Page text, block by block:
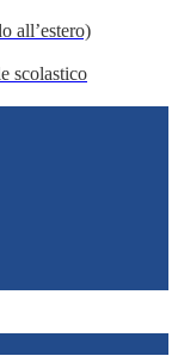
all’estero)
scolastico